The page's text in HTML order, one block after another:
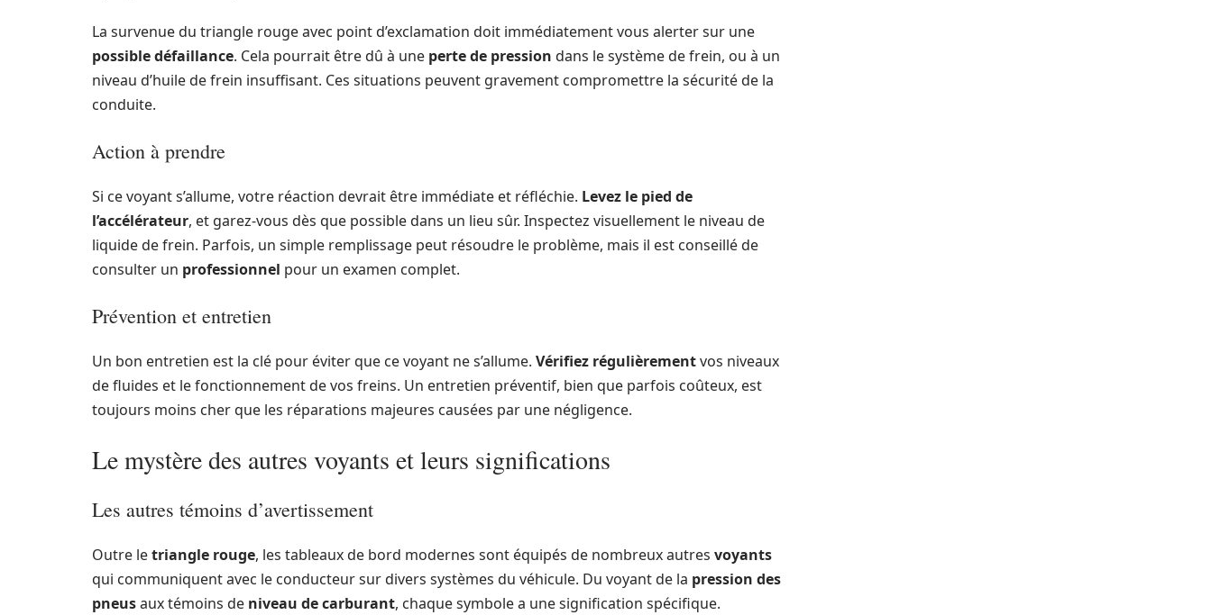
La survenue du triangle rouge avec point d’exclamation doit immédiatement vous alerter sur une
possible défaillance. Cela pourrait être dû à une perte de pression dans le système de frein, ou à un
niveau d’huile de frein insuffisant. Ces situations peuvent gravement compromettre la sécurité de la
conduite.
Action à prendre
Si ce voyant s’allume, votre réaction devrait être immédiate et réfléchie. Levez le pied de
l’accélérateur, et garez-vous dès que possible dans un lieu sûr. Inspectez visuellement le niveau de
liquide de frein. Parfois, un simple remplissage peut résoudre le problème, mais il est conseillé de
consulter un professionnel pour un examen complet.
Prévention et entretien
Un bon entretien est la clé pour éviter que ce voyant ne s’allume. Vérifiez régulièrementvos niveaux
de fluides et le fonctionnement de vos freins. Un entretien préventif, bien que parfois coûteux, est
toujours moins cher que les réparations majeures causées par une négligence.
Le mystère des autres voyants et leurs significations
Les autres témoins d’avertissement
Outre letriangle rouge, les tableaux de bord modernes sont équipés de nombreux autres voyants
qui communiquent avec le conducteur sur divers systèmes du véhicule. Du voyant de la pression des
pneusaux témoins de niveau de carburant, chaque symbole a une signification spécifique.